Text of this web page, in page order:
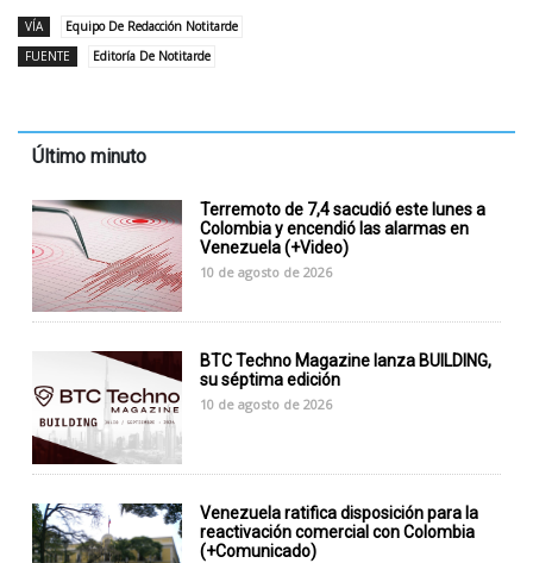
VÍA
Equipo De Redacción Notitarde
FUENTE
Editoría De Notitarde
Último minuto
Terremoto de 7,4 sacudió este lunes a
Colombia y encendió las alarmas en
Venezuela (+Video)
10 de agosto de 2026
BTC Techno Magazine lanza BUILDING,
su séptima edición
10 de agosto de 2026
Venezuela ratifica disposición para la
reactivación comercial con Colombia
(+Comunicado)